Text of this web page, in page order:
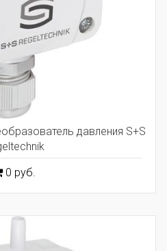
давления S+S
0 руб.